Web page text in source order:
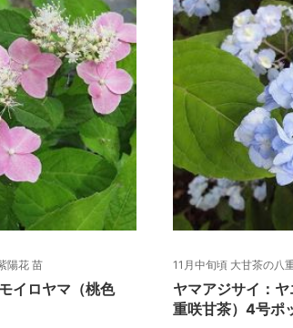
陽花 苗
イロヤマ（桃色
11月中旬頃 大甘茶の八
ヤマアジサイ：
重咲甘茶）4号ポ